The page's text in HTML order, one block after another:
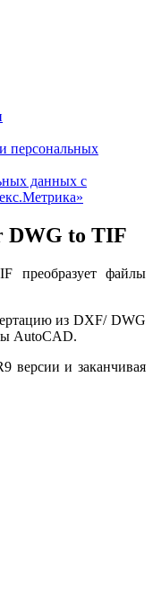
персональных
данных с
DWG to TIF
преобразует файлы
из DXF/ DWG
AutoCAD.
версии и заканчивая